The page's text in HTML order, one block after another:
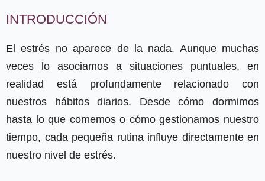
INTRODUCCIÓN
El estrés no aparece de la nada. Aunque muchas
veces lo asociamos a situaciones puntuales, en
realidad está profundamente relacionado con
nuestros hábitos diarios. Desde cómo dormimos
hasta lo que comemos o cómo gestionamos nuestro
tiempo, cada pequeña rutina influye directamente en
nuestro nivel de estrés.